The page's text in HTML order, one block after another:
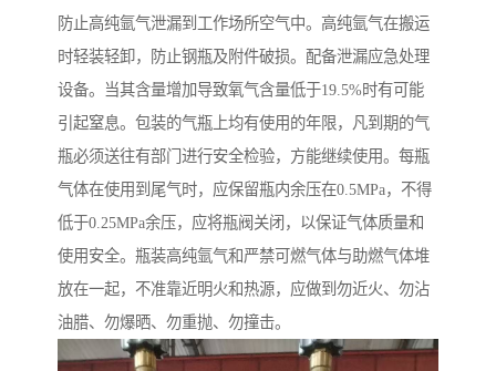
防止高纯氩气泄漏到工作场所空气中。高纯氩气在搬运
时轻装轻卸，防止钢瓶及附件破损。配备泄漏应急处理
设备。当其含量增加导致氧气含量低于19.5%时有可能
引起窒息。包装的气瓶上均有使用的年限，凡到期的气
瓶必须送往有部门进行安全检验，方能继续使用。每瓶
气体在使用到尾气时，应保留瓶内余压在0.5MPa，不得
低于0.25MPa余压，应将瓶阀关闭，以保证气体质量和
使用安全。瓶装高纯氩气和严禁可燃气体与助燃气体堆
放在一起，不准靠近明火和热源，应做到勿近火、勿沾
油腊、勿爆晒、勿重抛、勿撞击。